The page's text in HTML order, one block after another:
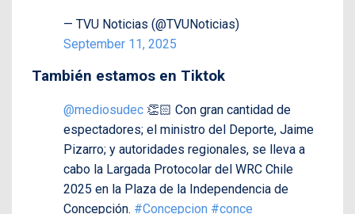
— TVU Noticias (@TVUNoticias)
September 11, 2025
También estamos en Tiktok
@mediosudec 👏🏻 Con gran cantidad de
espectadores; el ministro del Deporte, Jaime
Pizarro; y autoridades regionales, se lleva a
cabo la Largada Protocolar del WRC Chile
2025 en la Plaza de la Independencia de
Concepción. #Concepcion #conce